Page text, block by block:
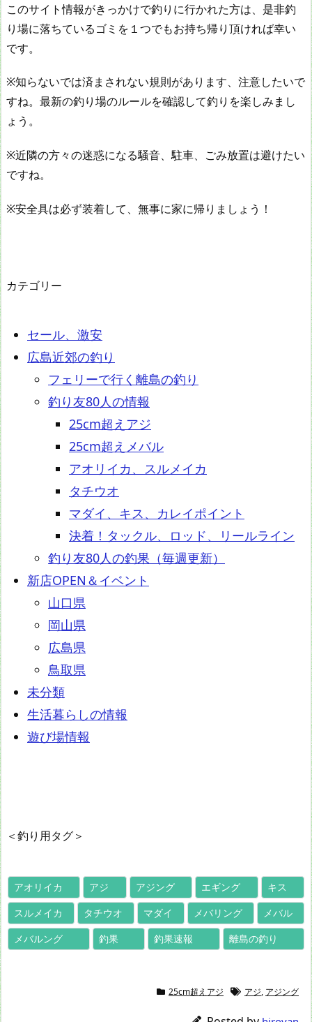
このサイト情報がきっかけで釣りに行かれた方は、是非釣
り場に落ちているゴミを１つでもお持ち帰り頂ければ幸い
です。
※知らないでは済まされない規則があります、注意したいで
すね。最新の釣り場のルールを確認して釣りを楽しみまし
ょう。
※近隣の方々の迷惑になる騒音、駐車、ごみ放置は避けたい
ですね。
※安全具は必ず装着して、無事に家に帰りましょう！
カテゴリー
セール、激安
広島近郊の釣り
フェリーで行く離島の釣り
釣り友80人の情報
25cm超えアジ
25cm超えメバル
アオリイカ、スルメイカ
タチウオ
マダイ、キス、カレイポイント
決着！タックル、ロッド、リールライン
釣り友80人の釣果（毎週更新）
新店OPEN＆イベント
山口県
岡山県
広島県
鳥取県
未分類
生活暮らしの情報
遊び場情報
＜釣り用タグ＞
アオリイカ アジ アジング エギング
キス
スルメイカ
タチウオ マダイ メバリング
メバル
メバルング
釣果 釣果速報 離島の釣り
25cm超えアジ アジ, アジング